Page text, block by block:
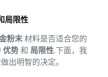
局限性
粉末材料是否适合您的
优势和 局限性.下面，我
出明智的决定。